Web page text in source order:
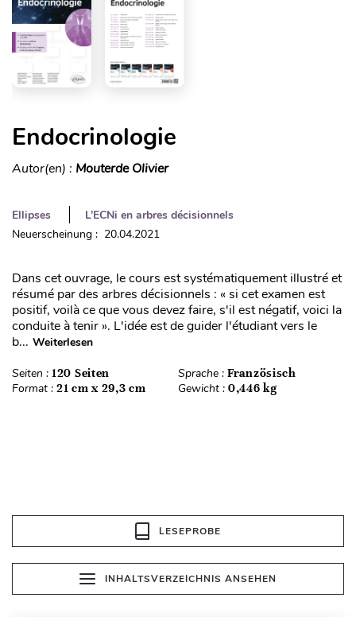
Endocrinologie
Autor(en) : Mouterde Olivier
Ellipses
L’ECNi en arbres décisionnels
Neuerscheinung : 20.04.2021
Dans cet ouvrage, le cours est systématiquement illustré et
résumé par des arbres décisionnels : « si cet examen est
positif, voilà ce que vous devez faire, s'il est négatif, voici la
conduite à tenir ». L'idée est de guider l'étudiant vers le
b... Weiterlesen
Seiten : 120 Seiten Sprache : Französisch
Format : 21 cm x 29,3 cm Gewicht : 0,446 kg
LESEPROBE
INHALTSVERZEICHNIS ANSEHEN